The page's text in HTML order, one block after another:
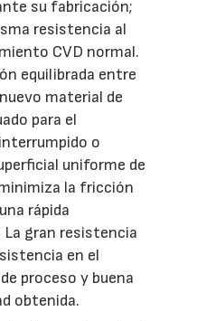
su fabricación;
resistencia al
CVD normal.
equilibrada entre
material de
para el
o
uniforme de
la fricción
rápida
La gran resistencia
en el
proceso y buena
obtenida.